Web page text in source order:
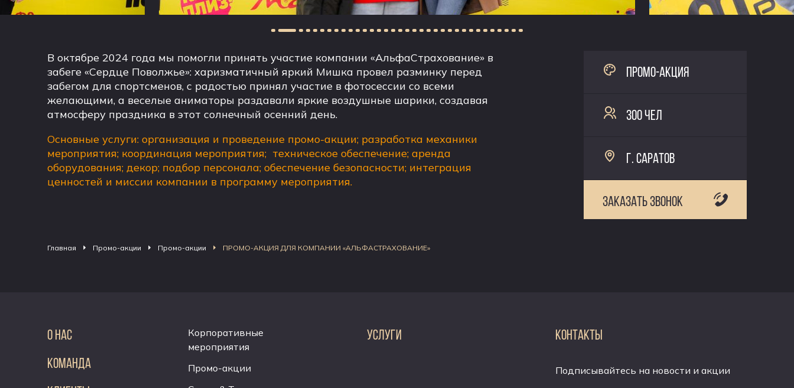
В октябре 2024 года мы помогли принять участие компании «АльфаСтрахование» в
забеге «Сердце Поволжье»: харизматичный яркий Мишка провел разминку перед
забегом для спортсменов, с радостью принял участие в фотосессии со всеми
желающими, а веселые аниматоры раздавали яркие воздушные шарики, создавая
атмосферу праздника в этот солнечный осенний день.
Основные услуги: организация и проведение промо-акции; разработка механики
мероприятия; координация мероприятия; техническое обеспечение; аренда
оборудования; декор; подбор персонала; обеспечение безопасности; интеграция
ценностей и миссии компании в программу мероприятия.
ПРОМО-АКЦИЯ
300 ЧЕЛ
Г. САРАТОВ
ЗАКАЗАТЬ ЗВОНОК
Главная Промо-акции Промо-акции ПРОМО-АКЦИЯ ДЛЯ КОМПАНИИ «АЛЬФАСТРАХОВАНИЕ»
О НАС
КОМАНДА
Корпоративные
мероприятия
Промо-акции
УСЛУГИ КОНТАКТЫ
Подписывайтесь на новости и акции